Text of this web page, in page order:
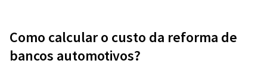
Como calcular o custo da reforma de
bancos automotivos?